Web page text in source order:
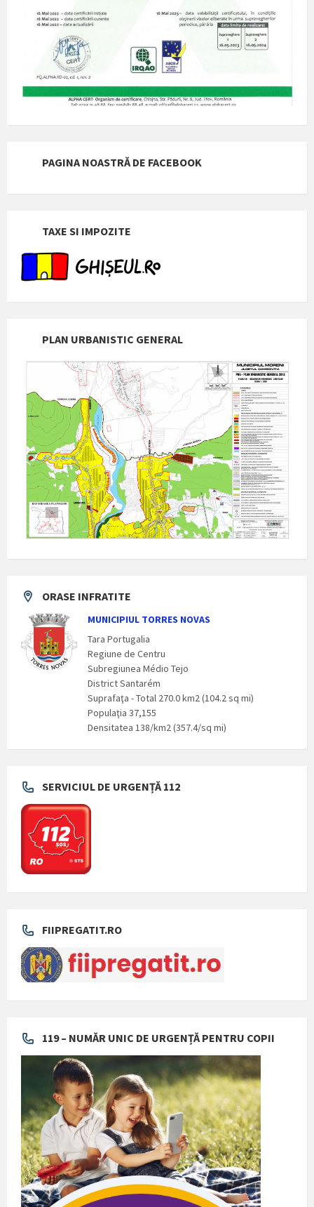
PAGINA NOASTRĂ DE FACEBOOK
TAXE SI IMPOZITE
PLAN URBANISTIC GENERAL
ORASE INFRATITE
MUNICIPIUL TORRES NOVAS
Tara Portugalia
Regiune de Centru
Subregiunea Médio Tejo
District Santarém
Suprafaţa - Total 270.0 km2 (104.2 sq mi)
Populaţia 37,155
Densitatea 138/km2 (357.4/sq mi)
SERVICIUL DE URGENȚĂ 112
FIIPREGATIT.RO
119 – NUMĂR UNIC DE URGENȚĂ PENTRU COPII